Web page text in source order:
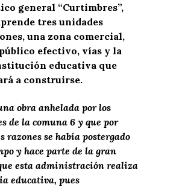
general “Curtimbres”,
tres unidades
una zona comercial,
efectivo, vías y la
educativa que
a construirse.
obra anhelada por los
de la comuna 6 y que por
razones se había postergado
y hace parte de la gran
esta administración realiza
educativa, pues